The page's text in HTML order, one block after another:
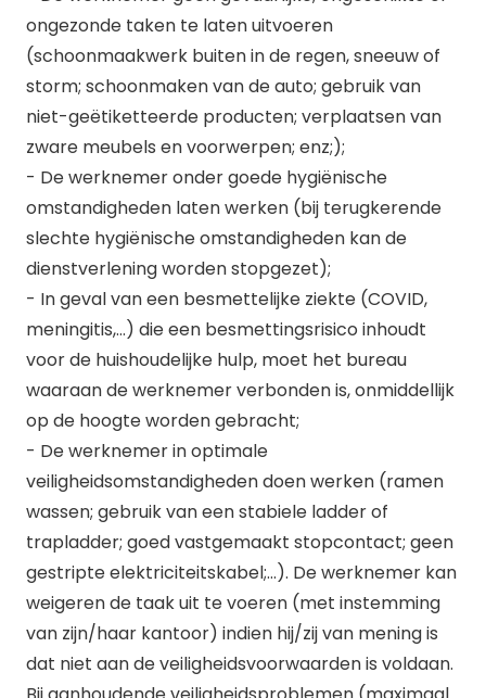
ongezonde taken te laten uitvoeren
(schoonmaakwerk buiten in de regen, sneeuw of
storm; schoonmaken van de auto; gebruik van
niet-geëtiketteerde producten; verplaatsen van
zware meubels en voorwerpen; enz;);
- De werknemer onder goede hygiënische
omstandigheden laten werken (bij terugkerende
slechte hygiënische omstandigheden kan de
dienstverlening worden stopgezet);
- In geval van een besmettelijke ziekte (COVID,
meningitis,…) die een besmettingsrisico inhoudt
voor de huishoudelijke hulp, moet het bureau
waaraan de werknemer verbonden is, onmiddellijk
op de hoogte worden gebracht;
- De werknemer in optimale
veiligheidsomstandigheden doen werken (ramen
wassen; gebruik van een stabiele ladder of
trapladder; goed vastgemaakt stopcontact; geen
gestripte elektriciteitskabel;…). De werknemer kan
weigeren de taak uit te voeren (met instemming
van zijn/haar kantoor) indien hij/zij van mening is
dat niet aan de veiligheidsvoorwaarden is voldaan.